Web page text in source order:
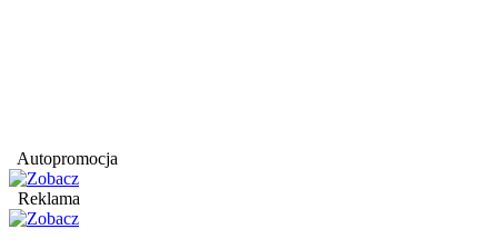
Autopromocja
Reklama